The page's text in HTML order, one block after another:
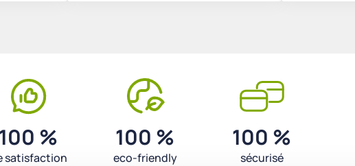
100 %
satisfaction
100 %
eco-friendly
100 %
sécurisé